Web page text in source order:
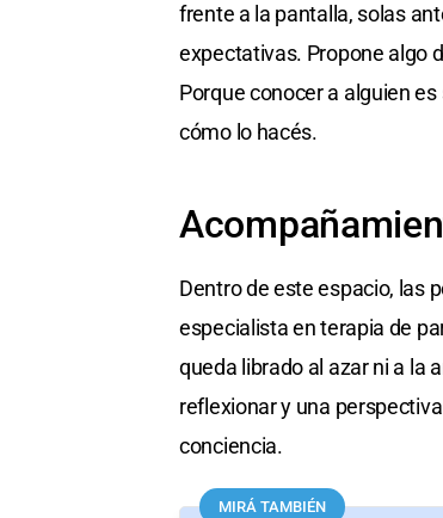
frente a la pantalla, solas
expectativas. Propone algo
Porque conocer a alguien
cómo lo hacés.
Dentro de este espacio, las
especialista en terapia de
queda librado al azar ni a la
reflexionar y una
conciencia.
MIRÁ TAMBIÉN